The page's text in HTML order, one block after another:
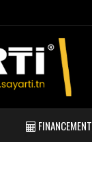
FINANCEMENT